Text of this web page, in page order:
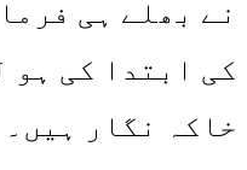
نے بھلے ہی
کی ابتدا کی ہو
خاکہ نگار